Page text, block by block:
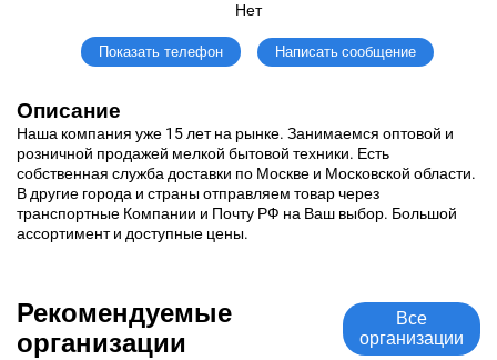
Нет
Показать телефон Написать сообщение
Описание
Наша компания уже 15 лет на рынке. Занимаемся оптовой и
розничной продажей мелкой бытовой техники. Есть
собственная служба доставки по Москве и Московской области.
В другие города и страны отправляем товар через
транспортные Компании и Почту РФ на Ваш выбор. Большой
ассортимент и доступные цены.
Рекомендуемые
организации
Все
организации